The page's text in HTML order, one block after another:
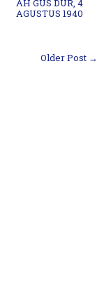
AGUSTUS 1940
Older Post →